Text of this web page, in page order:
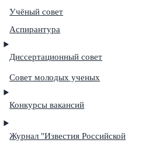
Учёный совет
Аспирантура
Диссертационный совет
Совет молодых ученых
Конкурсы вакансий
Журнал "Известия Российской